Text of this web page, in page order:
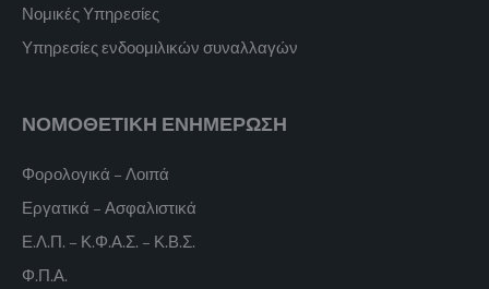
Νομικές Υπηρεσίες
Υπηρεσίες ενδοομιλικών συναλλαγών
ΝΟΜΟΘΕΤΙΚΗ ΕΝΗΜΕΡΩΣΗ
Φορολογικά – Λοιπά
Εργατικά – Ασφαλιστικά
Ε.Λ.Π. – Κ.Φ.Α.Σ. – Κ.Β.Σ.
Φ.Π.Α.